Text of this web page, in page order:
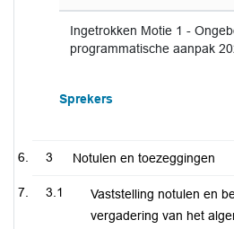
Ingetrokken Motie 1 -
programmatische aanpak
Sprekers
3 Notulen en toezeggingen
3.1
Vaststelling notulen en
vergadering van het